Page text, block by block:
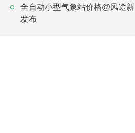
全自动小型气象站价格@风途新
发布